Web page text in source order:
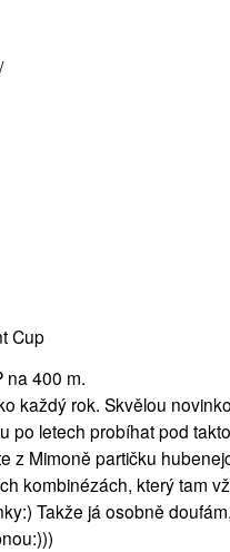
Cup
400 m.
každý rok. Skvělou
po letech probíhat pod
z Mimoně partičku
kombinézách, který tam
Takže já osobně